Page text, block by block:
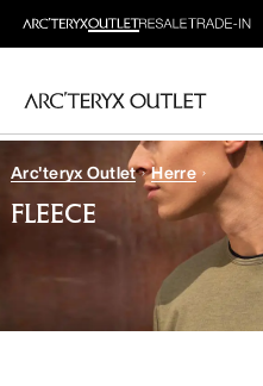
DAMER
Arc'teryx Outlet Herre
FLEECE